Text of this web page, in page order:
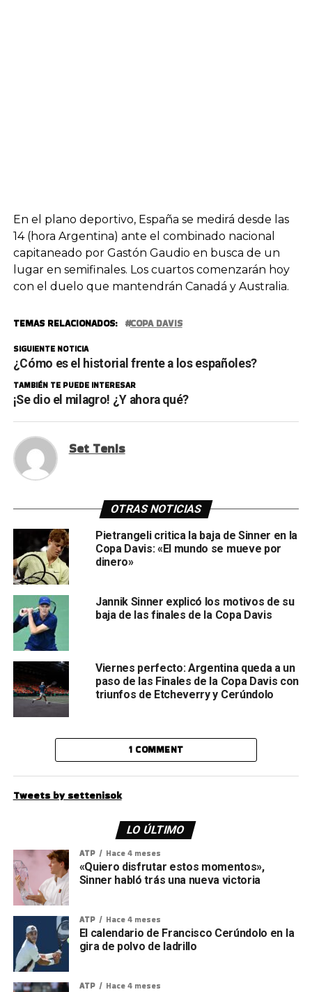
En el plano deportivo, España se medirá desde las
14 (hora Argentina) ante el combinado nacional
capitaneado por Gastón Gaudio en busca de un
lugar en semifinales. Los cuartos comenzarán hoy
con el duelo que mantendrán Canadá y Australia.
TEMAS RELACIONADOS: COPA DAVIS
SIGUIENTE NOTICIA
¿Cómo es el historial frente a los españoles?
TAMBIÉN TE PUEDE INTERESAR
¡Se dio el milagro! ¿Y ahora qué?
Set Tenis
OTRAS NOTICIAS
Pietrangeli critica la baja de Sinner en la
Copa Davis: «El mundo se mueve por
dinero»
Jannik Sinner explicó los motivos de su
baja de las finales de la Copa Davis
Viernes perfecto: Argentina queda a un
paso de las Finales de la Copa Davis con
triunfos de Etcheverry y Cerúndolo
1 COMMENT
Tweets by settenisok
LO ÚLTIMO
ATP Hace 4 meses
«Quiero disfrutar estos momentos»,
Sinner habló trás una nueva victoria
ATP Hace 4 meses
El calendario de Francisco Cerúndolo en la
gira de polvo de ladrillo
ATP Hace 4 meses